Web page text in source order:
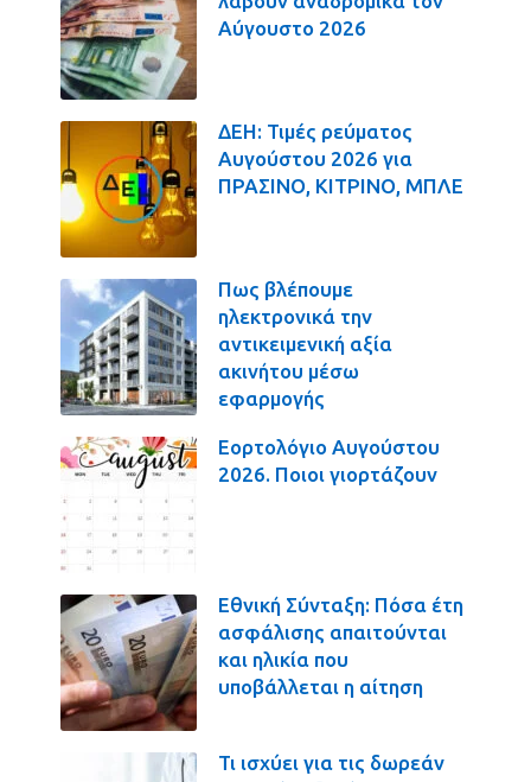
Αύγουστο 2026
ΔΕΗ: Τιμές ρεύματος
Αυγούστου 2026 για
ΠΡΑΣΙΝΟ, ΚΙΤΡΙΝΟ, ΜΠΛΕ
Πως βλέπουμε
ηλεκτρονικά την
αντικειμενική αξία
ακινήτου μέσω
εφαρμογής
Εορτολόγιο Αυγούστου
2026. Ποιοι γιορτάζουν
Εθνική Σύνταξη: Πόσα έτη
ασφάλισης απαιτούνται
και ηλικία που
υποβάλλεται η αίτηση
Τι ισχύει για τις δωρεάν